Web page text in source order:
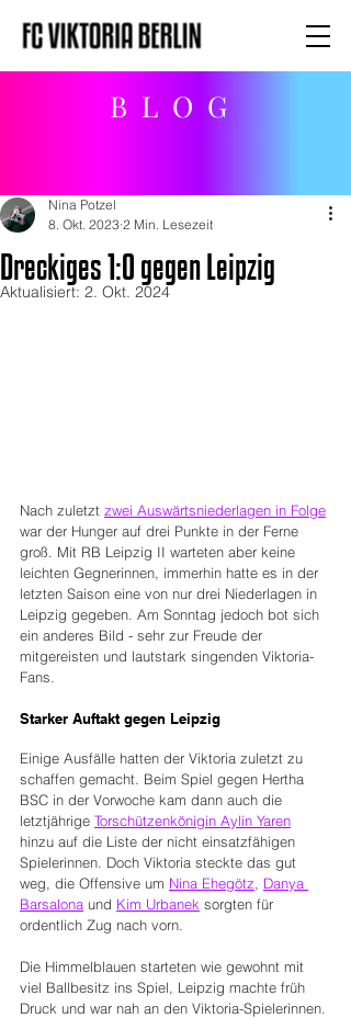
BLOG
Dreckiges 1:0 gegen Leipzig
Nina Potzel
8. Okt. 2023 2 Min. Lesezeit
Aktualisiert: 2. Okt. 2024
Nach zuletzt zwei Auswärtsniederlagen in Folge
war der Hunger auf drei Punkte in der Ferne
groß. Mit RB Leipzig II warteten aber keine
leichten Gegnerinnen, immerhin hatte es in der
letzten Saison eine von nur drei Niederlagen in
Leipzig gegeben. Am Sonntag jedoch bot sich
ein anderes Bild - sehr zur Freude der
mitgereisten und lautstark singenden Viktoria-
Fans.
Starker Auftakt gegen Leipzig
Einige Ausfälle hatten der Viktoria zuletzt zu
schaffen gemacht. Beim Spiel gegen Hertha
BSC in der Vorwoche kam dann auch die
letztjährige Torschützenkönigin Aylin Yaren
hinzu auf die Liste der nicht einsatzfähigen
Spielerinnen. Doch Viktoria steckte das gut
weg, die Offensive um Nina Ehegötz
Danya
Barsalona und Kim Urbanek sorgten für
ordentlich Zug nach vorn.
Die Himmelblauen starteten wie gewohnt mit
viel Ballbesitz ins Spiel, Leipzig machte früh
Druck und war nah an den Viktoria-Spielerinnen.